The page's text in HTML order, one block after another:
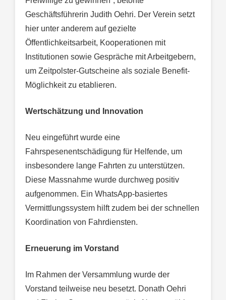
Geschäftsführerin Judith Oehri. Der Verein setzt
hier unter anderem auf gezielte
Öffentlichkeitsarbeit, Kooperationen mit
Institutionen sowie Gespräche mit Arbeitgebern,
um Zeitpolster-Gutscheine als soziale Benefit-
Möglichkeit zu etablieren.
Wertschätzung und Innovation
Neu eingeführt wurde eine
Fahrspesenentschädigung für Helfende, um
insbesondere lange Fahrten zu unterstützen.
Diese Massnahme wurde durchweg positiv
aufgenommen. Ein WhatsApp-basiertes
Vermittlungssystem hilft zudem bei der schnellen
Koordination von Fahrdiensten.
Erneuerung im Vorstand
Im Rahmen der Versammlung wurde der
Vorstand teilweise neu besetzt. Donath Oehri